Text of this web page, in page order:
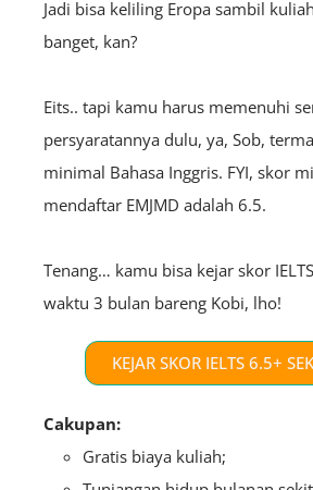
Jadi bisa keliling Eropa sambil
banget, kan?
Eits.. tapi kamu harus memenuhi
persyaratannya dulu, ya, Sob,
minimal Bahasa Inggris. FYI, skor
mendaftar EMJMD adalah 6.5.
Tenang… kamu bisa kejar skor
waktu 3 bulan bareng Kobi, lho!
KEJAR SKOR IELTS 6.5+
Cakupan:
Gratis biaya kuliah;